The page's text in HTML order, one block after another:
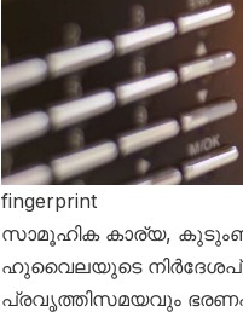
fingerprint
സാമൂഹിക കാര്യ,
ഹുവൈലയുടെ
പ്രവൃത്തിസമയവും